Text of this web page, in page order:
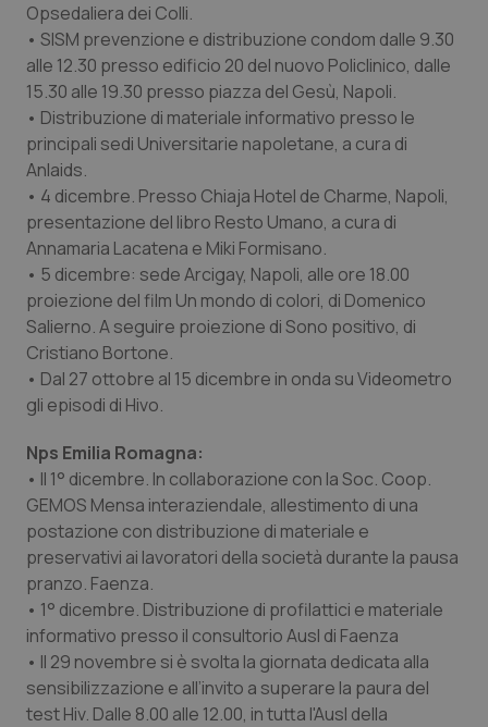
Toscana
Umbria
Valle D’Aosta
Veneto
Obesità
Oftalmologia
Oncodermatologia
Oncoematologia
Oncologia & Nutrizione
Psoriasi & pelle
Quotidiano Cardiologia
Quotidiano Chirurgia
Quotidiano Oncologia
Quotidiano Pediatria
Rene & patologie urogenitali
Salute orale & impianti
Sangue & coagulazione
Opsedaliera dei Colli.
• SISM prevenzione e distribuzione condom dalle 9.30
alle 12.30 presso edificio 20 del nuovo Policlinico, dalle
15.30 alle 19.30 presso piazza del Gesù, Napoli.
• Distribuzione di materiale informativo presso le
principali sedi Universitarie napoletane, a cura di
Anlaids.
• 4 dicembre. Presso Chiaja Hotel de Charme, Napoli,
presentazione del libro Resto Umano, a cura di
Annamaria Lacatena e Miki Formisano.
• 5 dicembre: sede Arcigay, Napoli, alle ore 18.00
proiezione del film Un mondo di colori, di Domenico
Salierno. A seguire proiezione di Sono positivo, di
Cristiano Bortone.
• Dal 27 ottobre al 15 dicembre in onda su Videometro
gli episodi di Hivo.
Nps Emilia Romagna:
• Il 1° dicembre. In collaborazione con la Soc. Coop.
GEMOS Mensa interaziendale, allestimento di una
postazione con distribuzione di materiale e
preservativi ai lavoratori della società durante la pausa
pranzo. Faenza.
• 1° dicembre. Distribuzione di profilattici e materiale
informativo presso il consultorio Ausl di Faenza
• Il 29 novembre si è svolta la giornata dedicata alla
sensibilizzazione e all’invito a superare la paura del
test Hiv. Dalle 8.00 alle 12.00, in tutta l'Ausl della